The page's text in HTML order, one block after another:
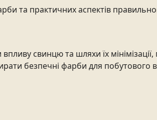
та практичних аспектів
свинцю та шляхи їх
безпечні фарби для побутового